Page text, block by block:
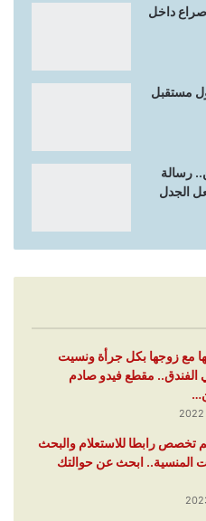
داخل
مستقبل
رسالة
الجدل
مع زوجها بكل جرأة ونسيت
الفندق.. مقطع فيدو صادم
تخصص رابطا للاستعلام والبحث
المنسية.. ابحث عن حوالتك